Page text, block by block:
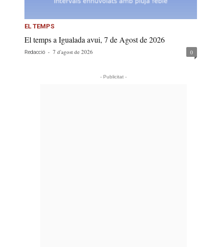
EL TEMPS
El temps a Igualada avui, 7 de Agost de 2026
Redacció - 7 d'agost de 2026 0
- Publicitat -